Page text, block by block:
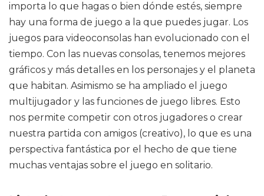
importa lo que hagas o bien dónde estés, siempre
hay una forma de juego a la que puedes jugar. Los
juegos para videoconsolas han evolucionado con el
tiempo. Con las nuevas consolas, tenemos mejores
gráficos y más detalles en los personajes y el planeta
que habitan. Asimismo se ha ampliado el juego
multijugador y las funciones de juego libres. Esto
nos permite competir con otros jugadores o crear
nuestra partida con amigos (creativo), lo que es una
perspectiva fantástica por el hecho de que tiene
muchas ventajas sobre el juego en solitario.